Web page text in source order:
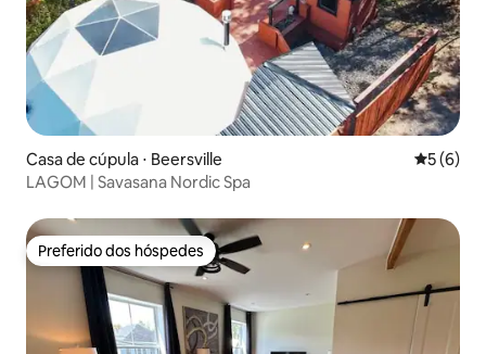
Casa de cúpula ⋅ Beersville 5 de
5 (6)
LAGOM | Savasana Nordic Spa
Preferido dos hóspedes
Preferido dos hóspedes